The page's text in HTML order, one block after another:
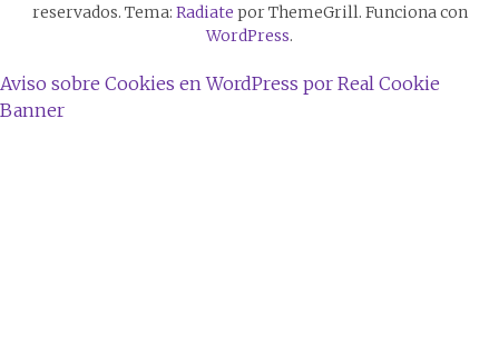
reservados. Tema: Radiate por ThemeGrill. Funciona con
WordPress.
Aviso sobre Cookies en WordPress por Real Cookie
Banner